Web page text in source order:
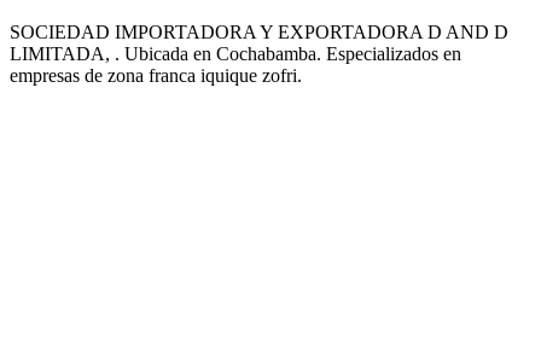
SOCIEDAD IMPORTADORA Y EXPORTADORA D AND D
LIMITADA, . Ubicada en Cochabamba. Especializados en
empresas de zona franca iquique zofri.